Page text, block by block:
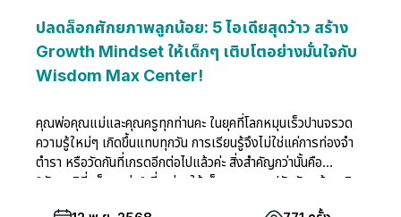
ปลดล็อกศักยภาพลูกน้อย: 5 ไอเดียสุดว้าว สร้าง
Growth Mindset ให้เด็กๆ เติบโตอย่างมั่นใจกับ
Wisdom Max Center!
คุณพ่อคุณแม่และคุณครูทุกท่านคะ ในยุคที่โลกหมุนเร็วปานจรวด
ความรู้ใหม่ๆ เกิดขึ้นแทบทุกวัน การเรียนรู้จึงไม่ใช่แค่การท่องจำ
ตำรา หรือวัดกันที่เกรดอีกต่อไปแล้วค่ะ สิ่งสำคัญกว่านั้นคือ
"ทัศนคติที่แข็งแกร่ง" ที่จะช่วยให้เด็กๆ ของเราปรับตัว กล้าเผชิญ